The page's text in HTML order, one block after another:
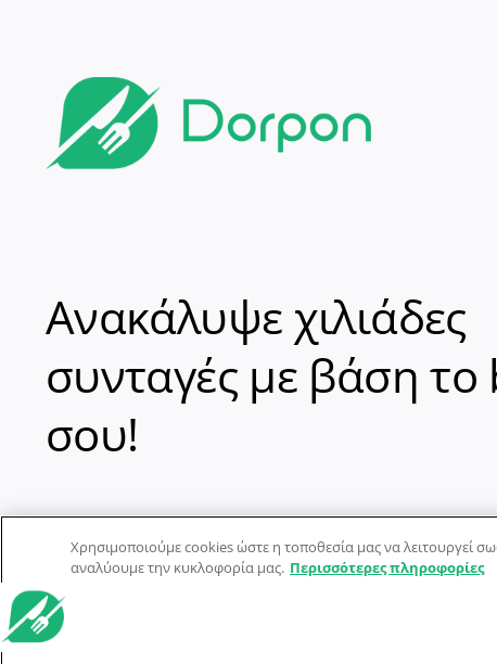
Ανακάλυψε χιλιάδες
συνταγές με βάση
σου!
© Dorpon • Μηχανή αναζήτησης για …καλοφαγάδες!
Χρησιμοποιούμε cookies ώστε η τοποθεσία μας να λειτουργεί
αναλύουμε την κυκλοφορία μας. Περισσότερες πληροφορίες